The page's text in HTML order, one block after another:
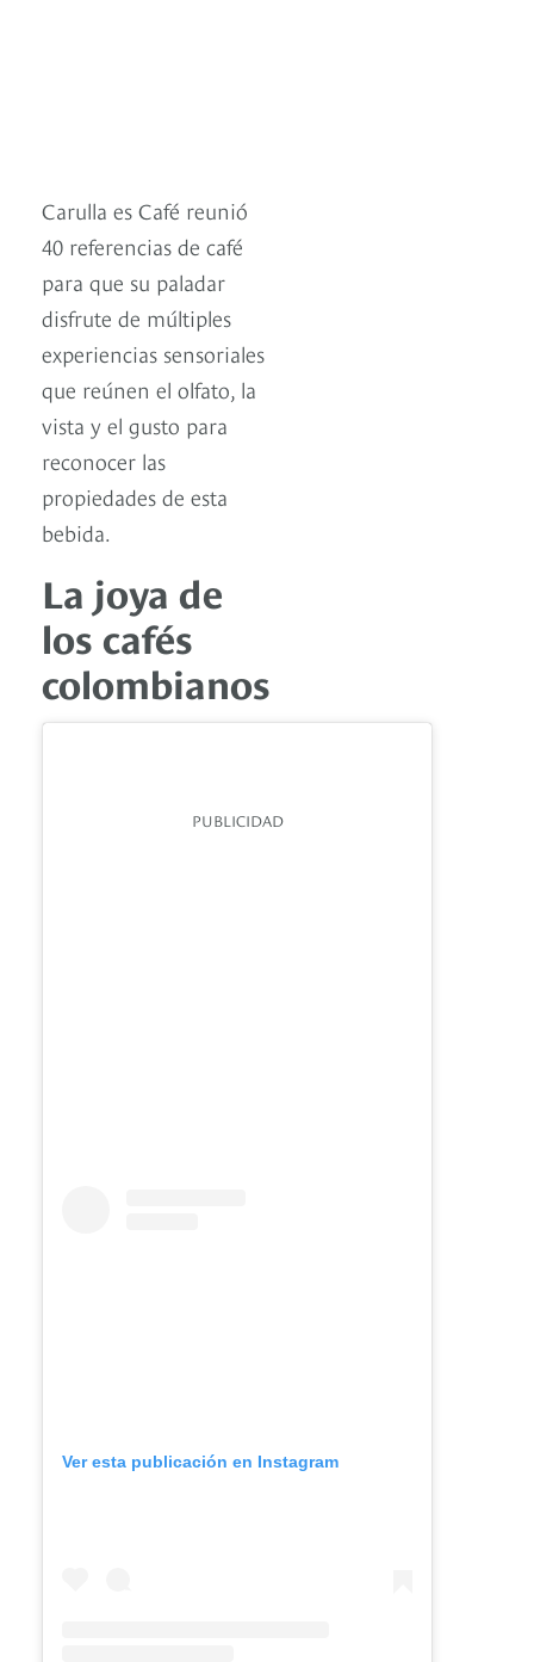
Carulla es Café reunió
40 referencias de café
para que su paladar
disfrute de múltiples
experiencias sensoriales
que reúnen el olfato, la
vista y el gusto para
reconocer las
propiedades de esta
bebida.
La joya de
los cafés
colombianos
PUBLICIDAD
Ver esta publicación en Instagram